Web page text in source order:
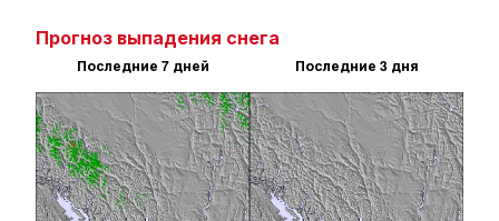
Прогноз выпадения снега
Последние 7 дней Последние 3 дня